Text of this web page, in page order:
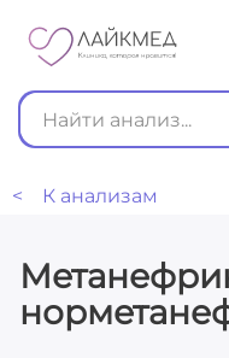
< К анализам